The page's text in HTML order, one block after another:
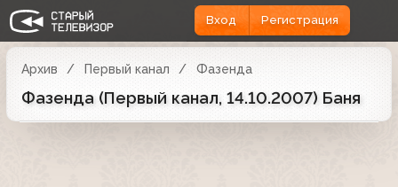
Вход Регистрация
Архив Первый канал Фазенда
Фазенда (Первый канал, 14.10.2007) Баня